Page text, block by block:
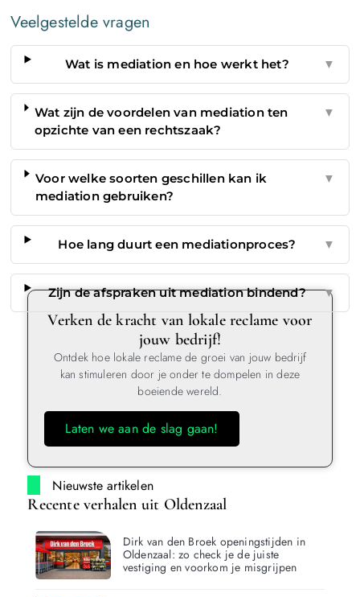
Veelgestelde vragen
Wat is mediation en hoe werkt het? ▼
Wat zijn de voordelen van mediation ten
opzichte van een rechtszaak?
▼
Voor welke soorten geschillen kan ik
mediation gebruiken?
▼
Hoe lang duurt een mediationproces? ▼
Zijn de afspraken uit mediation bindend? ▼
Verken de kracht van lokale reclame voor
jouw bedrijf!
Ontdek hoe lokale reclame de groei van jouw bedrijf
kan stimuleren door je onder te dompelen in deze
boeiende wereld.
Laten we aan de slag gaan!
Nieuwste artikelen
Recente verhalen uit Oldenzaal
Dirk van den Broek openingstijden in
Oldenzaal: zo check je de juiste
vestiging en voorkom je misgrijpen